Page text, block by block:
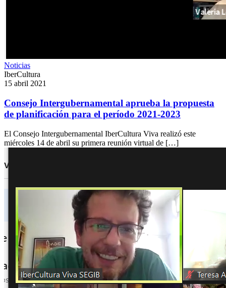
Noticias
IberCultura
15 abril 2021
Consejo Intergubernamental aprueba la propuesta
de planificación para el período 2021-2023
El Consejo Intergubernamental IberCultura Viva realizó este
miércoles 14 de abril su primera reunión virtual de […]